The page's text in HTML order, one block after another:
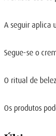
A seguir aplica
Segue-se o
O ritual de
Os produtos